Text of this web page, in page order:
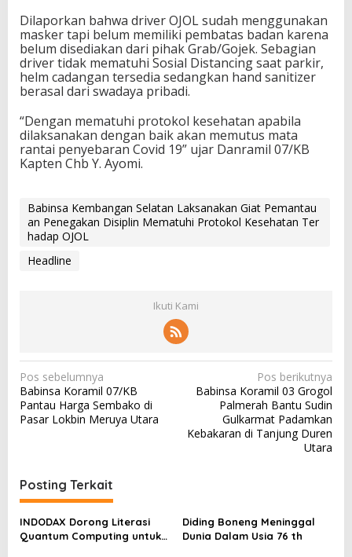
Dilaporkan bahwa driver OJOL sudah menggunakan
masker tapi belum memiliki pembatas badan karena
belum disediakan dari pihak Grab/Gojek. Sebagian
driver tidak mematuhi Sosial Distancing saat parkir,
helm cadangan tersedia sedangkan hand sanitizer
berasal dari swadaya pribadi.
“Dengan mematuhi protokol kesehatan apabila
dilaksanakan dengan baik akan memutus mata
rantai penyebaran Covid 19” ujar Danramil 07/KB
Kapten Chb Y. Ayomi.
Babinsa Kembangan Selatan Laksanakan Giat Pemantau
an Penegakan Disiplin Mematuhi Protokol Kesehatan Ter
hadap OJOL
Headline
Ikuti Kami
N
a
v
a
s
i
Pos sebelumnya
Babinsa Koramil 07/KB
Pantau Harga Sembako di
Pasar Lokbin Meruya Utara
Pos berikutnya
Babinsa Koramil 03 Grogol
Palmerah Bantu Sudin
Gulkarmat Padamkan
Kebakaran di Tanjung Duren
Utara
Posting Terkait
INDODAX Dorong Literasi
Quantum Computing untuk
Diding Boneng Meninggal
Dunia Dalam Usia 76 th